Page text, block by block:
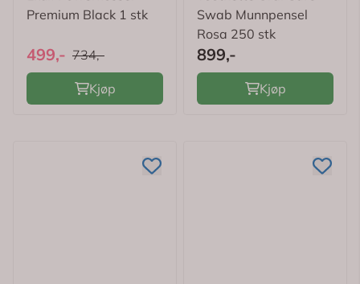
Premium Black 1 stk
499,- 734,-
Kjøp
Swab Munnpensel
Rosa 250 stk
899,-
Kjøp